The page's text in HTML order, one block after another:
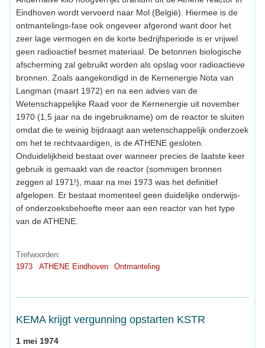
Eindhoven wordt vervoerd naar Mol (België). Hiermee is de
ontmantelings-fase ook ongeveer afgerond want door het
zeer lage vermogen en de korte bedrijfsperiode is er vrijwel
geen radioactief besmet materiaal. De betonnen biologische
afscherming zal gebruikt worden als opslag voor radioactieve
bronnen. Zoals aangekondigd in de Kernenergie Nota van
Langman (maart 1972) en na een advies van de
Wetenschappelijke Raad voor de Kernenergie uit november
1970 (1,5 jaar na de ingebruikname) om de reactor te sluiten
omdat die te weinig bijdraagt aan wetenschappelijk onderzoek
om het te rechtvaardigen, is de ATHENE gesloten.
Onduidelijkheid bestaat over wanneer precies de laatste keer
gebruik is gemaakt van de reactor (sommigen bronnen
zeggen al 1971!), maar na mei 1973 was het definitief
afgelopen. Er bestaat momenteel geen duidelijke onderwijs-
of onderzoeksbehoefte meer aan een reactor van het type
van de ATHENE.
Trefwoorden:
1973
ATHENE Eindhoven Ontmanteling
KEMA krijgt vergunning opstarten KSTR
1 mei 1974